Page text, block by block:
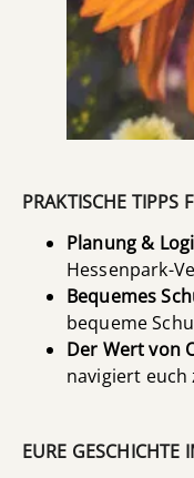
PRAKTISCHE TIPPS
Planung &
Hessenpark-
Bequemes
bequeme
Der Wert von
navigiert euch
EURE GESCHICHTE